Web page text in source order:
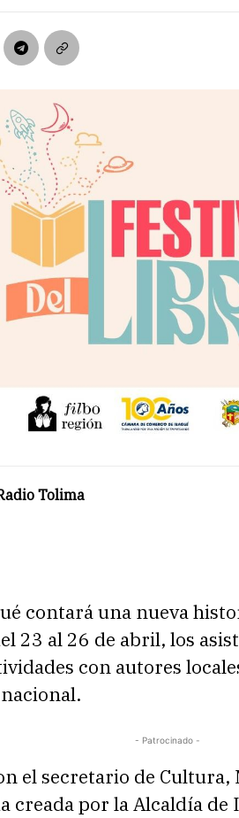
Tolima
contará una nueva
23 al 26 de abril, los
con autores
- Patrocinado -
el secretario de
creada por la Alcaldía